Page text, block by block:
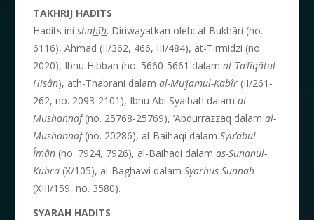
TAKHRIJ HADITS
Hadits inishahîh. Diriwayatkan oleh: al-Bukhâri (no.
6116), Ahmad (II/362, 466, III/484), at-Tirmidzi (no.
2020), Ibnu Hibban (no. 5660-5661 dalamat-Ta’lîqâtul
Hisân), ath-Thabrani dalamal-Mu’jamul-Kabîr (II/261-
262, no. 2093-2101), Ibnu Abi Syaibah dalamal-
Mushannaf(no. 25768-25769), ‘Abdurrazzaq dalamal-
Mushannaf(no. 20286), al-Baihaqi dalamSyu’abul-
Îmân (no. 7924, 7926), al-Baihaqi dalamas-Sunanul-
Kubra (X/105), al-Baghawi dalamSyarhus Sunnah
(XIII/159, no. 3580).
SYARAH HADITS